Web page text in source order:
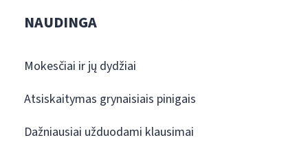
NAUDINGA
Mokesčiai ir jų dydžiai
Atsiskaitymas grynaisiais pinigais
Dažniausiai užduodami klausimai